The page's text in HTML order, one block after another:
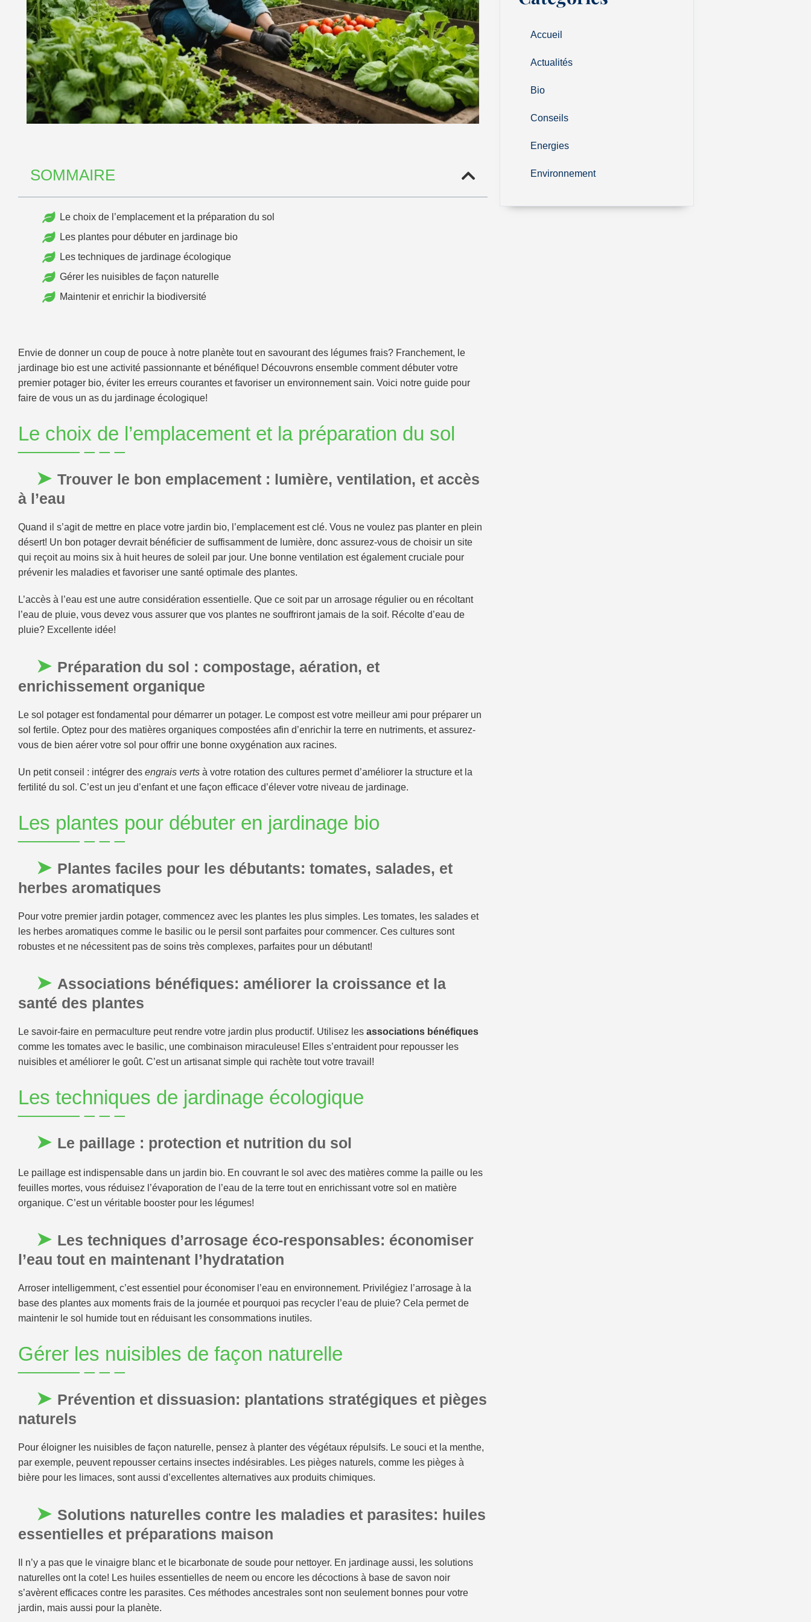
SOMMAIRE
Le choix de l’emplacement et la préparation du sol
Les plantes pour débuter en jardinage bio
Les techniques de jardinage écologique
Gérer les nuisibles de façon naturelle
Maintenir et enrichir la biodiversité
Envie de donner un coup de pouce à notre planète tout en savourant des légumes frais? Franchement, le
jardinage bio est une activité passionnante et bénéfique! Découvrons ensemble comment débuter votre
premier potager bio, éviter les erreurs courantes et favoriser un environnement sain. Voici notre guide pour
faire de vous un as du jardinage écologique!
Le choix de l’emplacement et la préparation du sol
Trouver le bon emplacement : lumière, ventilation, et accès
à l’eau
Quand il s’agit de mettre en place votre jardin bio, l’emplacement est clé. Vous ne voulez pas planter en plein
désert! Un bon potager devrait bénéficier de suffisamment de lumière, donc assurez-vous de choisir un site
qui reçoit au moins six à huit heures de soleil par jour. Une bonne ventilation est également cruciale pour
prévenir les maladies et favoriser une santé optimale des plantes.
L’accès à l’eau est une autre considération essentielle. Que ce soit par un arrosage régulier ou en récoltant
l’eau de pluie, vous devez vous assurer que vos plantes ne souffriront jamais de la soif. Récolte d’eau de
pluie? Excellente idée!
Préparation du sol : compostage, aération, et
enrichissement organique
Le sol potager est fondamental pour démarrer un potager. Le compost est votre meilleur ami pour préparer un
sol fertile. Optez pour des matières organiques compostées afin d’enrichir la terre en nutriments, et assurez-
vous de bien aérer votre sol pour offrir une bonne oxygénation aux racines.
Un petit conseil : intégrer des engrais verts à votre rotation des cultures permet d’améliorer la structure et la
fertilité du sol. C’est un jeu d’enfant et une façon efficace d’élever votre niveau de jardinage.
Les plantes pour débuter en jardinage bio
Plantes faciles pour les débutants: tomates, salades, et
herbes aromatiques
Pour votre premier jardin potager, commencez avec les plantes les plus simples. Les tomates, les salades et
les herbes aromatiques comme le basilic ou le persil sont parfaites pour commencer. Ces cultures sont
robustes et ne nécessitent pas de soins très complexes, parfaites pour un débutant!
Associations bénéfiques: améliorer la croissance et la
santé des plantes
Le savoir-faire en permaculture peut rendre votre jardin plus productif. Utilisez les associations bénéfiques
comme les tomates avec le basilic, une combinaison miraculeuse! Elles s’entraident pour repousser les
nuisibles et améliorer le goût. C’est un artisanat simple qui rachète tout votre travail!
Les techniques de jardinage écologique
Le paillage : protection et nutrition du sol
Le paillage est indispensable dans un jardin bio. En couvrant le sol avec des matières comme la paille ou les
feuilles mortes, vous réduisez l’évaporation de l’eau de la terre tout en enrichissant votre sol en matière
organique. C’est un véritable booster pour les légumes!
Les techniques d’arrosage éco-responsables: économiser
l’eau tout en maintenant l’hydratation
Arroser intelligemment, c’est essentiel pour économiser l’eau en environnement. Privilégiez l’arrosage à la
base des plantes aux moments frais de la journée et pourquoi pas recycler l’eau de pluie? Cela permet de
maintenir le sol humide tout en réduisant les consommations inutiles.
Gérer les nuisibles de façon naturelle
Prévention et dissuasion: plantations stratégiques et pièges
naturels
Pour éloigner les nuisibles de façon naturelle, pensez à planter des végétaux répulsifs. Le souci et la menthe,
par exemple, peuvent repousser certains insectes indésirables. Les pièges naturels, comme les pièges à
bière pour les limaces, sont aussi d’excellentes alternatives aux produits chimiques.
Solutions naturelles contre les maladies et parasites: huiles
essentielles et préparations maison
Il n’y a pas que le vinaigre blanc et le bicarbonate de soude pour nettoyer. En jardinage aussi, les solutions
naturelles ont la cote! Les huiles essentielles de neem ou encore les décoctions à base de savon noir
s’avèrent efficaces contre les parasites. Ces méthodes ancestrales sont non seulement bonnes pour votre
jardin, mais aussi pour la planète.
Accueil
Actualités
Bio
Conseils
Energies
Environnement